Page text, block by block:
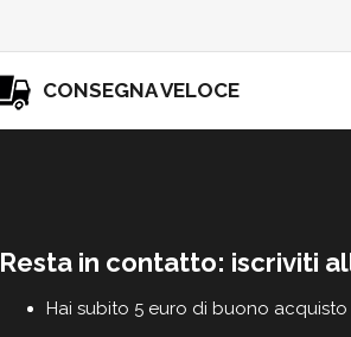
CONSEGNA VELOCE
Resta in contatto: iscriviti
Hai subito 5 euro di buono